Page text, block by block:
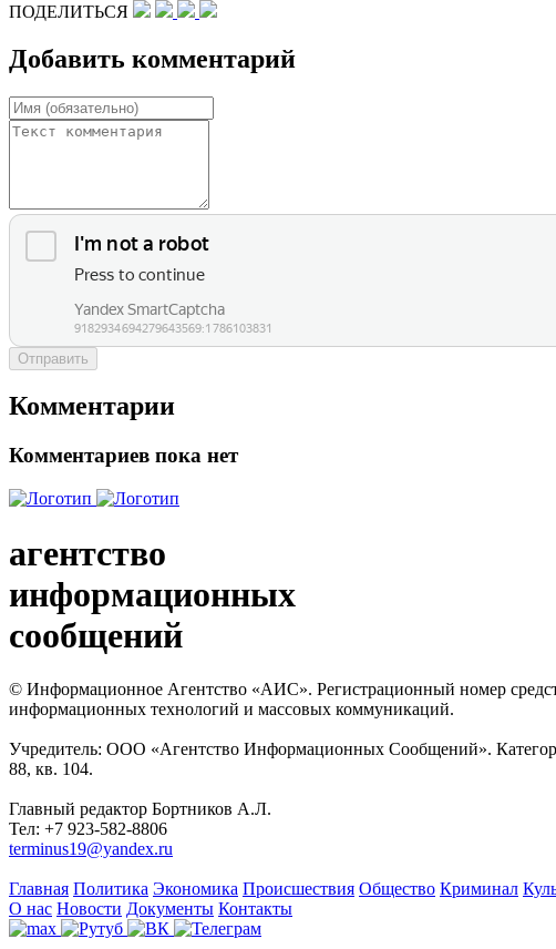
ПОДЕЛИТЬСЯ
Добавить комментарий
Отправить
Комментарии
Комментариев пока нет
агентство
информационных
сообщений
© Информационное Агентство «АИС». Регистрационный номер
информационных технологий и массовых коммуникаций.
Учредитель: ООО «Агентство Информационных Сообщений».
88, кв. 104.
Главный редактор Бортников А.Л.
Тел: +7 923-582-8806
terminus19@yandex.ru
Главная Политика Экономика Происшествия Общество Криминал
О нас Новости Документы Контакты